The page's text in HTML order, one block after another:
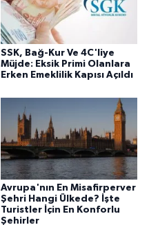
SSK, Bağ-Kur Ve 4C'liye
Müjde: Eksik Primi Olanlara
Erken Emeklilik Kapısı Açıldı
Avrupa'nın En Misafirperver
Şehri Hangi Ülkede? İşte
Turistler İçin En Konforlu
Şehirler